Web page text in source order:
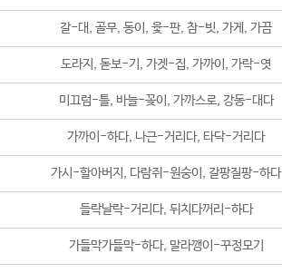
갈-대, 골무, 동이, 윷-판, 참-빗, 가게, 가끔
도라지, 돋보-기, 가겟-집, 가까이, 가락-엿
미끄럼-틀, 바늘-꽂이, 가까스로, 강동-대다
가까이-하다, 나근-거리다, 타닥-거리다
가시-할아버지, 다람쥐-원숭이, 갈팡질팡-하다
들락날락-거리다, 뒤치다꺼리-하다
가들막가들막-하다, 말라깽이-꾸정모기